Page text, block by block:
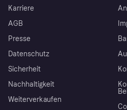
Karriere
AGB
Presse
Datenschutz
Sicherheit
Nachhaltigkeit
Weiterverkaufen